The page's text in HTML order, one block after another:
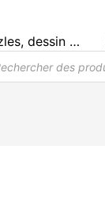
dessin …